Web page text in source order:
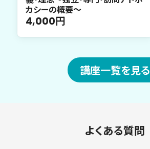
カシーの概要～
4,000円
講座一覧を見る
よくある質問